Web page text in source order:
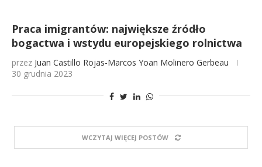
Praca imigrantów: największe źródło
bogactwa i wstydu europejskiego rolnictwa
przez Juan Castillo Rojas-Marcos Yoan Molinero Gerbeau
30 grudnia 2023
WCZYTAJ WIĘCEJ POSTÓW